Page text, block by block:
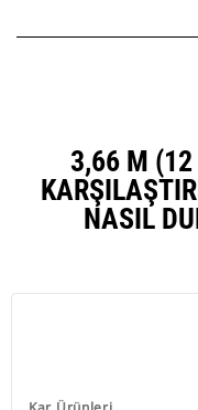
3,66 M (12
NASIL